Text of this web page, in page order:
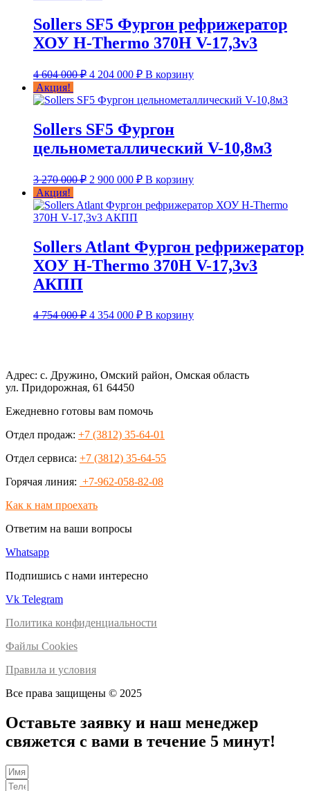
Sollers SF5 Фургон рефрижератор
ХОУ H-Thermo 370H V-17,3v3
4 604 000₽ Первоначальная
составляла
4 204 000 ₽Текущая
цена:
4 204 000 ₽.
В корзину
Акция!
Sollers SF5 Фургон
цельнометаллический V-10,8м3
3 270 000₽ Первоначальная
составляла
3 270 000 ₽.
2 900 000 ₽Текущая
цена:
2 900 000 ₽.
В корзину
Акция!
Sollers Atlant Фургон рефрижератор
ХОУ H-Thermo 370H V-17,3v3
АКПП
4 754 000₽ Первоначальная
4 354 000 ₽Текущая
цена:
В корзину
Адрес: с. Дружино, Омский район, Омская область
ул. Придорожная, 61 64450
Ежедневно готовы вам помочь
Отдел продаж: +7 (3812) 35-64-01
Отдел сервиса: +7 (3812) 35-64-55
Горячая линия: +7-962-058-82-08
Как к нам проехать
Ответим на ваши вопросы
Whatsapp
Подпишись с нами интересно
Vk Telegram
Политика конфиденциальности
Файлы Cookies
Правила и условия
Все права защищены © 2025
Оставьте заявку и наш менеджер
свяжется с вами в течение 5 минут!